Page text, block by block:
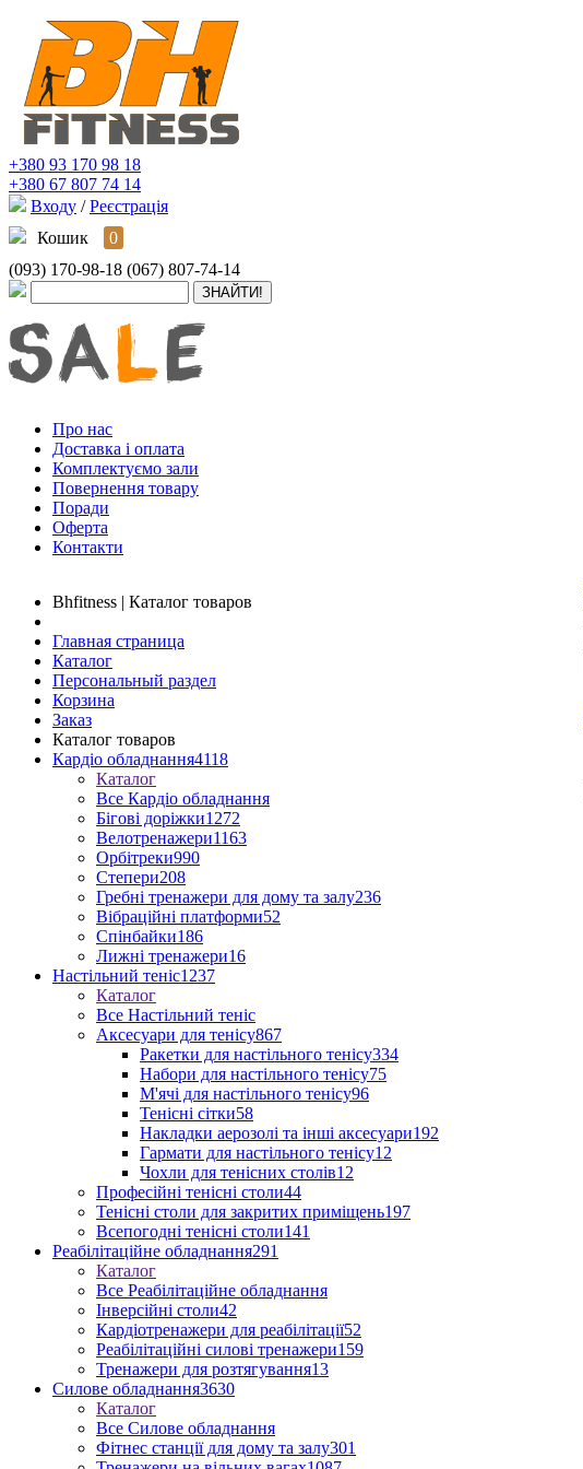
+380 93 170 98 18
+380 67 807 74 14
Входу / Реєстрація
Кошик
0
(093) 170-98-18 (067) 807-74-14
Про нас
Доставка і оплата
Комплектуємо зали
Повернення товару
Поради
Оферта
Контакти
Bhfitness | Каталог товаров
Главная страница
Каталог
Персональный раздел
Корзина
Заказ
Каталог товаров
Кардіо обладнання4118
Каталог
Все Кардіо обладнання
Бігові доріжки1272
Велотренажери1163
Орбітреки990
Степери208
Гребні тренажери для дому та залу236
Вібраційні платформи52
Спінбайки186
Лижні тренажери16
Настільний теніс1237
Каталог
Все Настільний теніс
Аксесуари для тенісу867
Ракетки для настільного тенісу334
Набори для настільного тенісу75
М'ячі для настільного тенісу96
Тенісні сітки58
Накладки аерозолі та інші аксесуари192
Гармати для настільного тенісу12
Чохли для тенісних столів12
Професійні тенісні столи44
Тенісні столи для закритих приміщень197
Всепогодні тенісні столи141
Реабілітаційне обладнання291
Каталог
Все Реабілітаційне обладнання
Інверсійні столи42
Кардіотренажери для реабілітації52
Реабілітаційні силові тренажери159
Тренажери для розтягування13
Силове обладнання3630
Каталог
Все Силове обладнання
Фітнес станції для дому та залу301